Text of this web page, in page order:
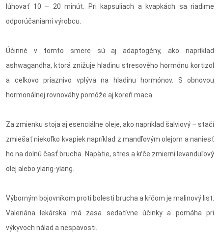
lúhovať 10 – 20 minút. Pri kapsuliach a kvapkách sa riadime
odporúčaniami výrobcu.
Účinné v tomto smere sú aj adaptogény, ako napríklad
ashwagandha, ktorá znižuje hladinu stresového hormónu kortizol
a celkovo priaznivo vplýva na hladinu hormónov. S obnovou
hormonálnej rovnováhy pomôže aj koreň maca.
Za zmienku stoja aj esenciálne oleje, ako napríklad šalviový – stačí
zmiešať niekoľko kvapiek napríklad z mandľovým olejom a naniesť
ho na dolnú časť brucha. Napätie, stres a kŕče zmierni levanduľový
olej alebo ylang-ylang.
Výborným bojovníkom proti bolesti brucha a kŕčom je malinový list.
Valeriána lekárska má zasa sedatívne účinky a pomáha pri
výkyvoch nálad a nespavosti.